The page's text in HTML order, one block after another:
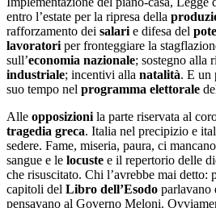
entro l’estate per la ripresa della
rafforzamento dei salari e difesa del
lavoratori per fronteggiare la
sull’economia nazionale; sostegno alla
industriale; incentivi alla natalità. E un
suo tempo nel programma elettorale
Alle opposizioni la parte riservata al
tragedia greca. Italia nel precipizio e
sedere. Fame, miseria, paura, ci
sangue e le locuste e il repertorio delle
che risuscitato. Chi l’avrebbe mai detto:
capitoli del Libro dell’Esodo parlavano
pensavano al Governo Meloni.